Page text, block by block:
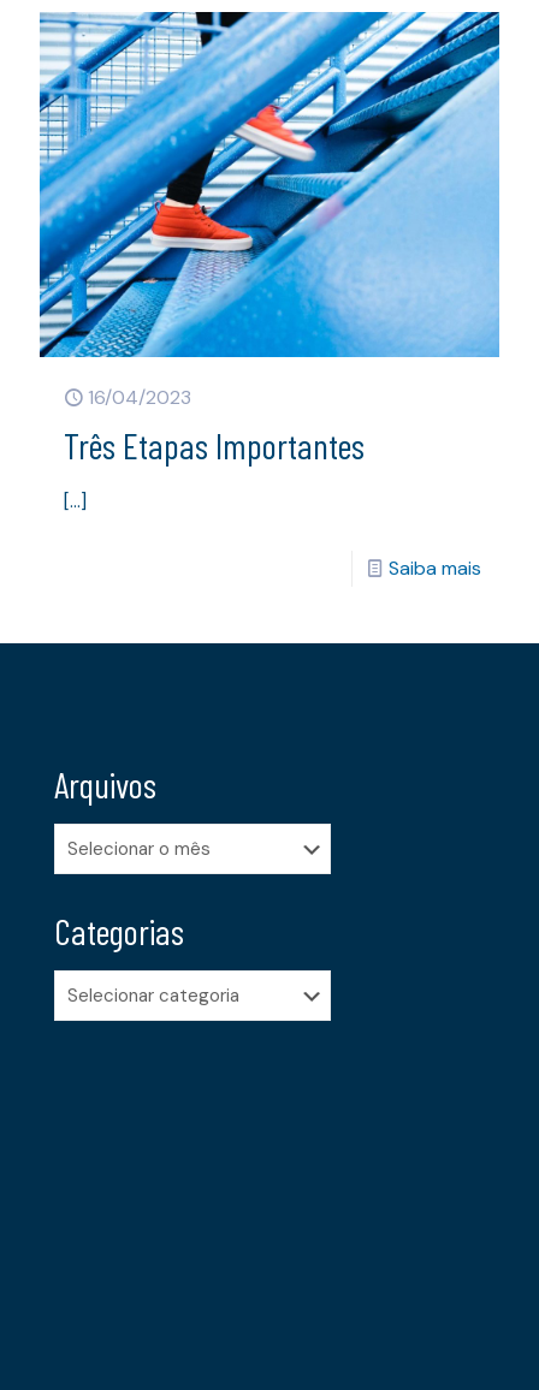
16/04/2023
Três Etapas Importantes
[…]
Saiba mais
Arquivos
Arquivos
Categorias
Categorias